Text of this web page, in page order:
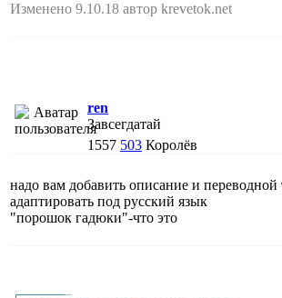
Изменено 9.10.18 автор krevetok.net
ren
Завсегдатай
1557 503 Королёв
надо вам добавить описание и переводной
адаптировать под русский язык
"порошок гадюки"-что это